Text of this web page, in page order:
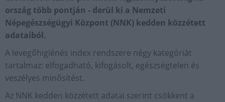
ország több pontján - derül ki a Nemzeti
Népegészségügyi Központ (NNK) kedden közzétett
adataiból.
A levegőhigiénés index rendszere négy kategóriát
tartalmaz: elfogadható, kifogásolt, egészségtelen és
veszélyes minősítést.
Az NNK kedden közzétett adatai szerint csökkent a